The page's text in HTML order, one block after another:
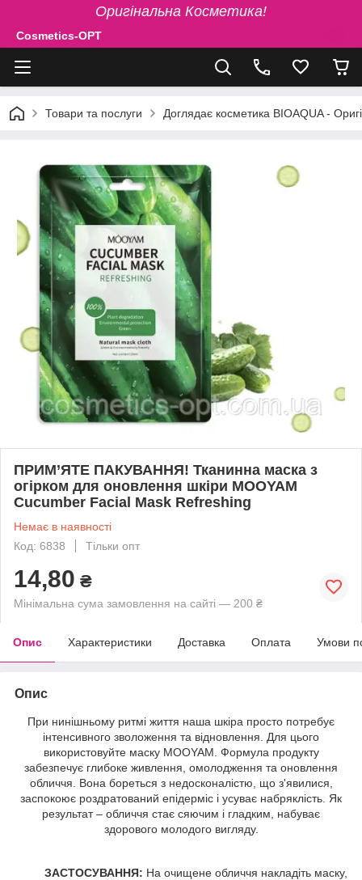
Оригінальна Косметика!
Cosmetics-OPT
Товари та послуги Доглядає косметика BIOAQUA -
ПРИМ’ЯТЕ ПАКУВАННЯ! Тканинна маска з
огірком для оновлення шкіри MOOYAM
Cucumber Facial Mask Refreshing
Немає в наявності
Код: 6838
Тільки опт
14,80 ₴
Мінімальна сума замовлення на сайті — 200 ₴
Опис Характеристики Доставка Оплата Умови
Опис
При нинішньому ритмі життя наша шкіра просто потребує
інтенсивного зволоження та відновлення. Для цього
використовуйте маску MOOYAM. Формула продукту
забезпечує глибоке живлення, омолодження та оновлення
обличчя. Вона бореться з недосконалістю, що з'явилися,
заспокоює роздратований епідерміс і усуває набряклість. Як
результат – обличчя стає сяючим і гладким, набуває
здорового молодого вигляду.
ЗАСТОСУВАННЯ: На очищене обличчя накладіть маску,